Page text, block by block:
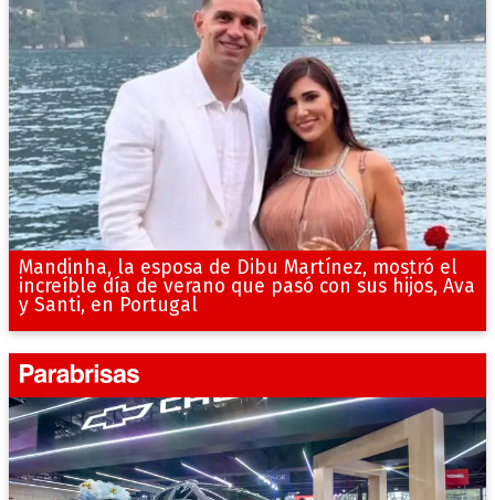
Mandinha, la esposa de Dibu Martínez, mostró el
increíble día de verano que pasó con sus hijos, Ava
y Santi, en Portugal